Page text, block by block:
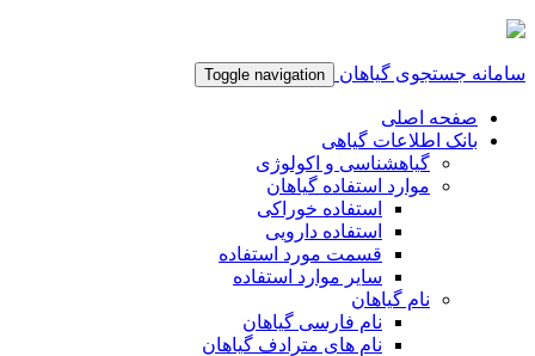
سامانه جستجوی گیاهان Toggle navigation
صفحه اصلی
بانک اطلاعات گیاهی
گیاهشناسی و اکولوژی
موارد استفاده گیاهان
استفاده خوراکی
استفاده دارویی
قسمت مورد استفاده
سایر موارد استفاده
نام گیاهان
نام فارسی گیاهان
نام های مترادف گیاهان